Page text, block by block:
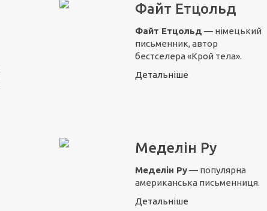
Файт Етцольд
Файт Етцольд — німецький
письменник, автор
бестселера «Крой тела».
Детальніше
Меделін Ру
Меделін Ру— популярна
американська письменниця.
Детальніше